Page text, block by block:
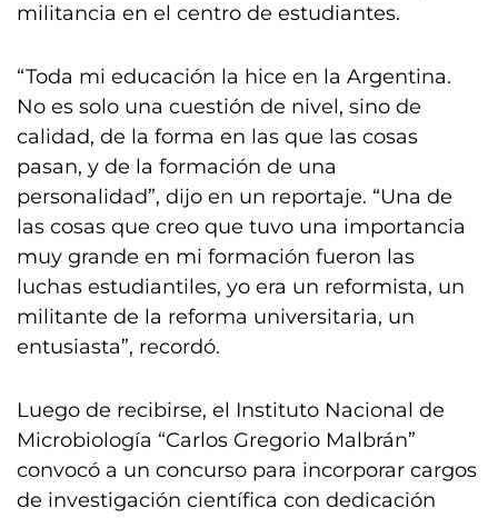
militancia en el centro de estudiantes.
“Toda mi educación la hice en la Argentina.
No es solo una cuestión de nivel, sino de
calidad, de la forma en las que las cosas
pasan, y de la formación de una
personalidad”, dijo en un reportaje. “Una de
las cosas que creo que tuvo una importancia
muy grande en mi formación fueron las
luchas estudiantiles, yo era un reformista, un
militante de la reforma universitaria, un
entusiasta”, recordó.
Luego de recibirse, el Instituto Nacional de
Microbiología “Carlos Gregorio Malbrán”
convocó a un concurso para incorporar cargos
de investigación científica con dedicación